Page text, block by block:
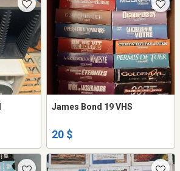
James Bond 19 VHS
20 $